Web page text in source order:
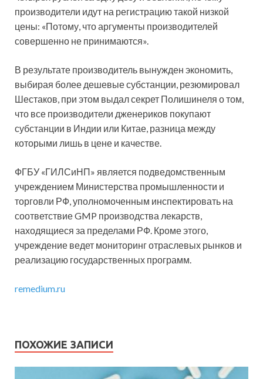
производители идут на регистрацию такой низкой
цены: «Потому, что аргументы производителей
совершенно не принимаются».
В результате производитель вынужден экономить,
выбирая более дешевые субстанции, резюмировал
Шестаков, при этом выдал секрет Полишинеля о том,
что все производители дженериков покупают
субстанции в Индии или Китае, разница между
которыми лишь в цене и качестве.
ФГБУ «ГИЛСиНП» является подведомственным
учреждением Министерства промышленности и
торговли РФ, уполномоченным инспектировать на
соответствие GMP производства лекарств,
находящиеся за пределами РФ. Кроме этого,
учреждение ведет мониторинг отраслевых рынков и
реализацию государственных программ.
remedium.ru
ПОХОЖИЕ ЗАПИСИ